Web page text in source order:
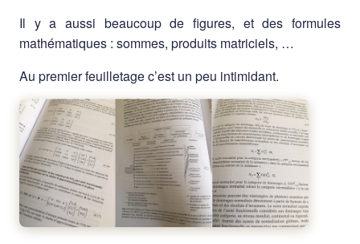
Il y a aussi beaucoup de figures, et des formules
mathématiques : sommes, produits matriciels, …
Au premier feuilletage c’est un peu intimidant.